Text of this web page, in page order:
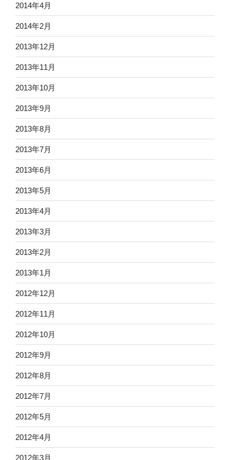
2014年4月
2014年2月
2013年12月
2013年11月
2013年10月
2013年9月
2013年8月
2013年7月
2013年6月
2013年5月
2013年4月
2013年3月
2013年2月
2013年1月
2012年12月
2012年11月
2012年10月
2012年9月
2012年8月
2012年7月
2012年5月
2012年4月
2012年3月